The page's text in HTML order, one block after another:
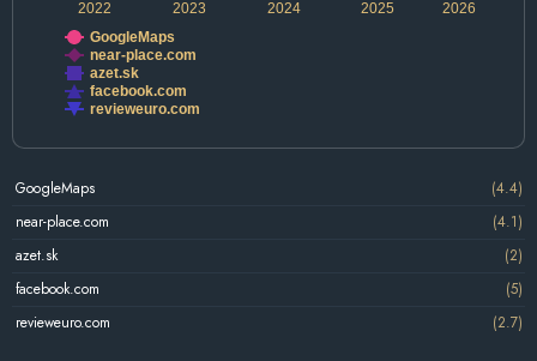
2022 2024 2026
2023
2025
GoogleMaps
near-place.com
azet.sk
facebook.com
revieweuro.com
GoogleMaps
(4.4)
near-place.com
(4.1)
azet.sk
(2)
facebook.com
(5)
revieweuro.com
(2.7)